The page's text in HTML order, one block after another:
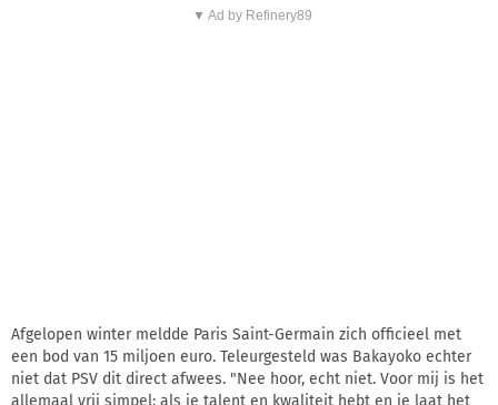
▼ Ad by Refinery89
Afgelopen winter meldde Paris Saint-Germain zich officieel met
een bod van 15 miljoen euro. Teleurgesteld was Bakayoko echter
niet dat PSV dit direct afwees. "Nee hoor, echt niet. Voor mij is het